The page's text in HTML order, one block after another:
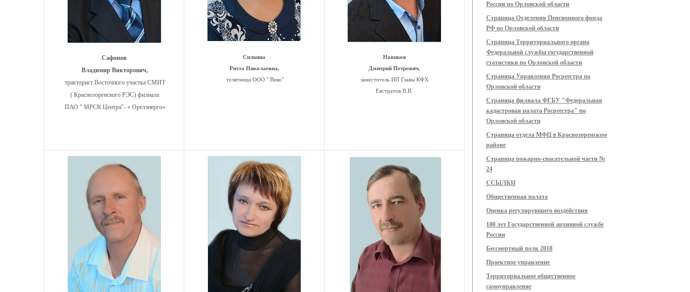
Сафонов
Владимир Викторович,
тракторист Восточного участка СМИТ
( Краснозоренского РЭС) филиала
ПАО " МРСК Центра"- « Орелэнерго»
Силкина
Ритта Николаевна,
телятница ООО " Вико"
Новиков
Дмитрий Петрович,
заместитель ИП Главы КФХ
Евстратов В.В.
России по Орловской области
Страница Отделения Пенсионного фонда
РФ по Орловской области
Страница Территориального органа
Федеральной службы государственной
статистики по Орловской области
Страница Управления Росреестра по
Орловской области
Страница филиала ФГБУ "Федеральная
кадастровая палата Росреестра" по
Орловской области
Страница отдела МФЦ в Краснозоренском
районе
Страница пожарно-спасательной части №
24
ССЫЛКИ
Общественная палата
Оценка регулирующего воздействия
100 лет Государственной архивной службе
России
Бессмертный полк 2018
Проектное управление
Территориальное общественное
самоуправление